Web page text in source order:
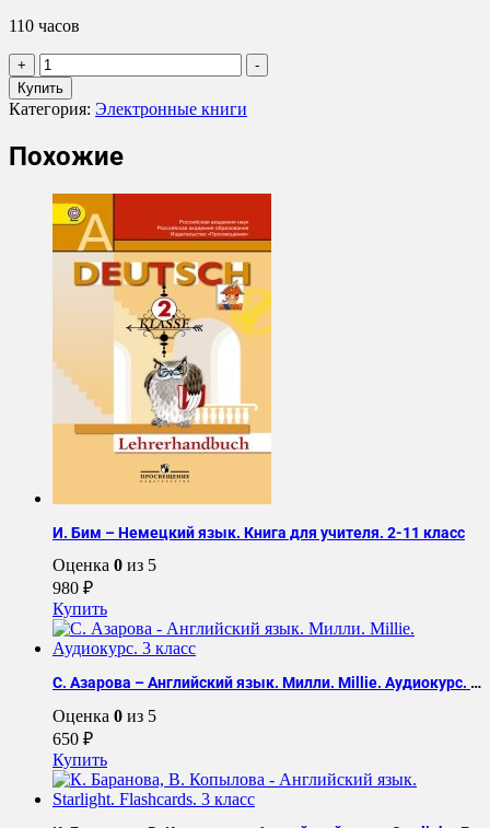
110 часов
+
Количество
товара
SkillBox
-
по
-
Купить
Категория: Электронные книги
Похожие
И. Бим – Немецкий язык. Книга для учителя. 2-11 класс
Оценка 0 из 5
980 ₽
Купить
С. Азарова – Английский язык. Милли. Millie. Аудиокурс. 3 класс
Оценка 0 из 5
650 ₽
Купить